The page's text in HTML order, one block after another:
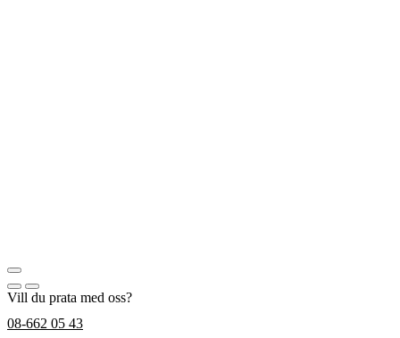
Vill du prata med oss?
08-662 05 43